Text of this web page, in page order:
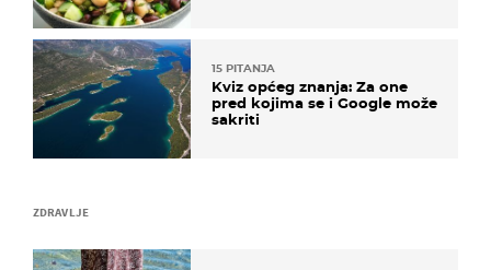
ZDRAVLJE
15 PITANJA
Kviz općeg znanja: Za one
pred kojima se i Google može
sakriti